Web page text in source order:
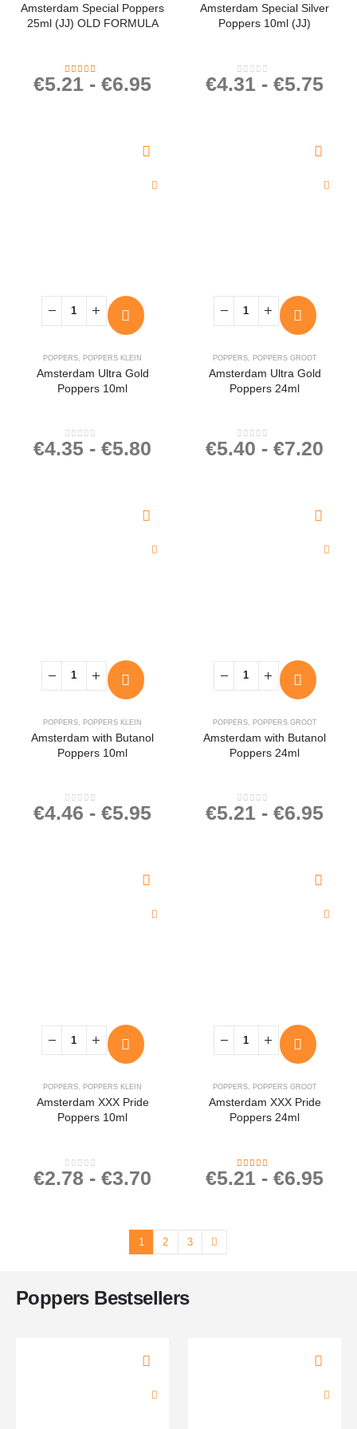
Amsterdam Special Poppers
25ml (JJ) OLD FORMULA
4.23 out of 5
€5.21 - €6.95
Amsterdam Special Silver
Poppers 10ml (JJ)
0out of 5
€4.31 - €5.75
POPPERS POPPERS KLEIN
Amsterdam Ultra Gold
Poppers 10ml
0out of 5
€4.35 - €5.80
POPPERS, POPPERS GROOT
Amsterdam Ultra Gold
Poppers 24ml
0 out of 5
€5.40 - €7.20
POPPERS POPPERS KLEIN
Amsterdam with Butanol
Poppers 10ml
0 out of 5
€4.46 - €5.95
POPPERS, POPPERS GROOT
Amsterdam with Butanol
Poppers 24ml
0out of 5
€5.21 - €6.95
POPPERS, POPPERS KLEIN
Amsterdam XXX Pride
Poppers 10ml
0out of 5
€2.78 - €3.70
POPPERS, POPPERS GROOT
Amsterdam XXX Pride
Poppers 24ml
4.42 out of 5
€5.21 - €6.95
1 2 3
Poppers Bestsellers